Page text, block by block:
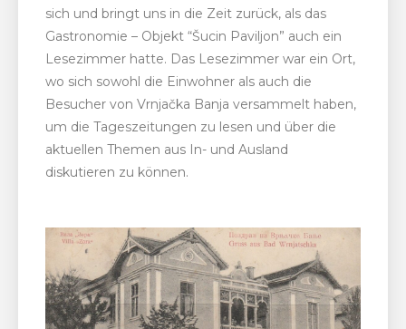
sich und bringt uns in die Zeit zurück, als das
Gastronomie – Objekt “Šucin Paviljon” auch ein
Lesezimmer hatte. Das Lesezimmer war ein Ort,
wo sich sowohl die Einwohner als auch die
Besucher von Vrnjačka Banja versammelt haben,
um die Tageszeitungen zu lesen und über die
aktuellen Themen aus In- und Ausland
diskutieren zu können.